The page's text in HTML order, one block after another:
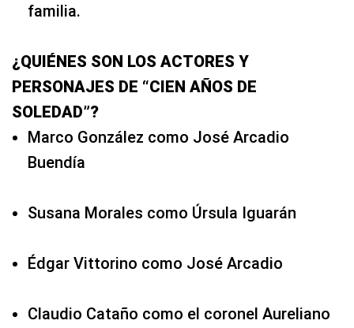
familia.
¿QUIÉNES SON LOS ACTORES Y
PERSONAJES DE “CIEN AÑOS DE
SOLEDAD”?
Marco González como José Arcadio
Buendía
Susana Morales como Úrsula Iguarán
Édgar Vittorino como José Arcadio
Claudio Cataño como el coronel Aureliano